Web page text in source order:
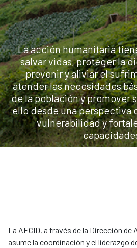
La acción humanitaria
salvar vidas, proteger la
prevenir y aliviar el
atender las necesidades
de la población y promover
ello desde una perspectiva
vulnerabilidad y
La AECID, a través de la Dirección de
asume la coordinación y el liderazgo